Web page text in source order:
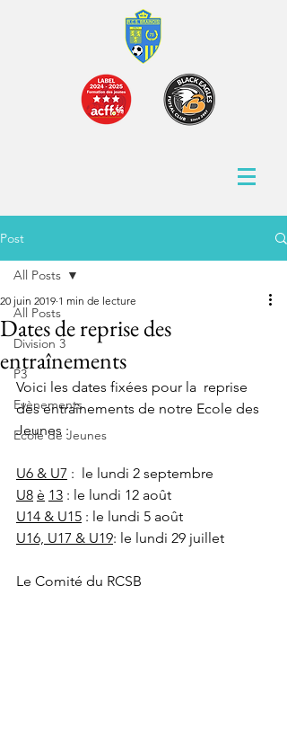
Post
All Posts
Division 3
P3
Evènements
Ecole de Jeunes
All Posts
Dates de reprise des
entraînements
20 juin 2019 1 min de lecture
Voici les dates fixées pour la  reprise
des entraînements de notre Ecole des
Jeunes :
U6 & U7 :  le lundi 2 septembre
U8 è 13 : le lundi 12 août
U14 & U15 : le lundi 5 août
U16, U17 & U19: le lundi 29 juillet
Le Comité du RCSB